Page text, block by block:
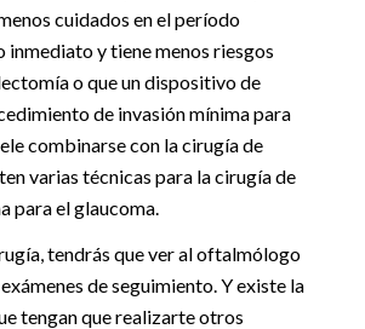
cuidados en el período
y tiene menos riesgos
o que un dispositivo de
de invasión mínima para
combinarse con la cirugía de
varias técnicas para la cirugía de
para el glaucoma.
tendrás que ver al oftalmólogo
de seguimiento. Y existe la
tengan que realizarte otros